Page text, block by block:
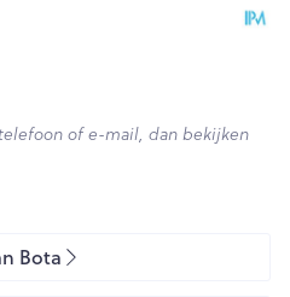
of e-mail, dan bekijken
Bota